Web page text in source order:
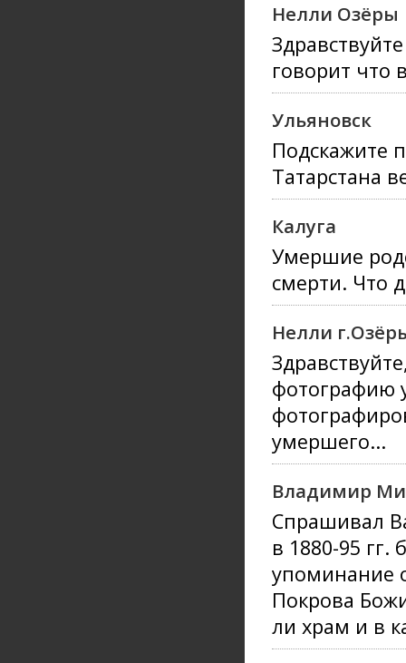
Нелли Озёры
говорит что
Ульяновск
Подскажите
Татарстана
Калуга
Умершие
смерти. Что
Нелли
фотографию
умершего...
Владимир
Спрашивал
в 1880-95
упоминание
Покрова
ли храм и в